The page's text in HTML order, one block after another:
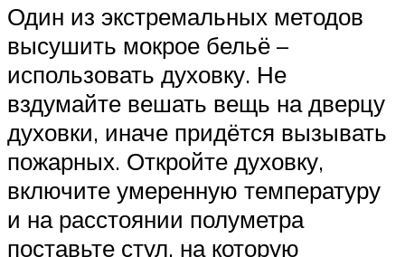
Один из экстремальных методов
высушить мокрое бельё –
использовать духовку. Не
вздумайте вешать вещь на дверцу
духовки, иначе придётся вызывать
пожарных. Откройте духовку,
включите умеренную температуру
и на расстоянии полуметра
поставьте стул, на которую